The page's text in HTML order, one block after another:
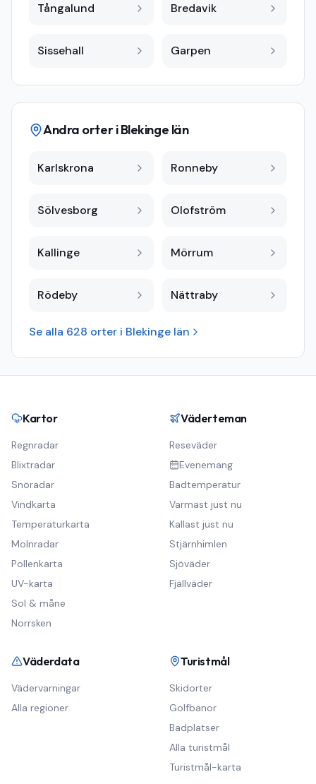
Tångalund Bredavik
Sissehall Garpen
Andra orter iBlekinge län
Karlskrona Ronneby
Sölvesborg Olofström
Kallinge Mörrum
Rödeby Nättraby
Se alla 628 orter i Blekinge län
Kartor
Regnradar
Blixtradar
Snöradar
Vindkarta
Temperaturkarta
Molnradar
Pollenkarta
UV-karta
Sol & måne
Norrsken
Väderteman
Reseväder
Evenemang
Badtemperatur
Varmast just nu
Kallast just nu
Stjärnhimlen
Sjöväder
Fjällväder
Väderdata
Vädervarningar
Alla regioner
Turistmål
Skidorter
Golfbanor
Badplatser
Alla turistmål
Turistmål-karta